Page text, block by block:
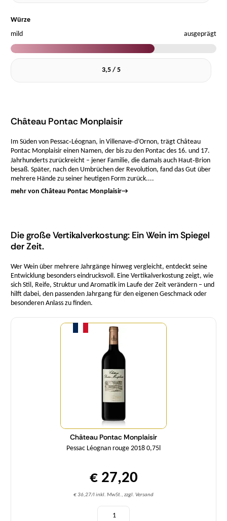
Würze
mild
ausgeprägt
3,5 / 5
Château Pontac Monplaisir
Im Süden von Pessac‑Léognan, in Villenave‑d’Ornon, trägt Château
Pontac Monplaisir einen Namen, der bis zu den Pontac des 16. und 17.
Jahrhunderts zurückreicht – jener Familie, die damals auch Haut‑Brion
besaß. Später, nach den Umbrüchen der Revolution, fand das Gut über
mehrere Hände zu seiner heutigen Form zurück....
mehr von Château Pontac Monplaisir→
Die große Vertikalverkostung: Ein Wein im Spiegel
der Zeit.
Wer Wein über mehrere Jahrgänge hinweg vergleicht, entdeckt seine
Entwicklung besonders eindrucksvoll. Eine Vertikalverkostung zeigt, wie
sich Stil, Reife, Struktur und Aromatik im Laufe der Zeit verändern – und
hilft dabei, den passenden Jahrgang für den eigenen Geschmack oder
besonderen Anlass zu finden.
Château Pontac Monplaisir
Pessac Léognan rouge 2018 0,75l
€ 27,20
€ 36,27/l inkl. MwSt., zzgl. Versand
Menge